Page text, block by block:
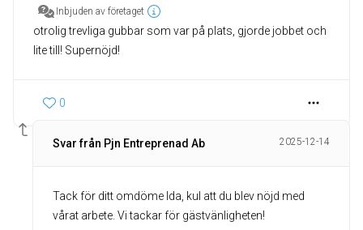
Inbjuden av företaget
otrolig trevliga gubbar som var på plats, gjorde jobbet och
lite till! Supernöjd!
0
Svar från Pjn Entreprenad Ab 2025-12-14
Tack för ditt omdöme Ida, kul att du blev nöjd med
vårat arbete. Vi tackar för gästvänligheten!